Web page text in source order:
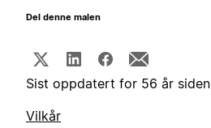
Del denne malen
Sist oppdatert for 56 år siden
Vilkår